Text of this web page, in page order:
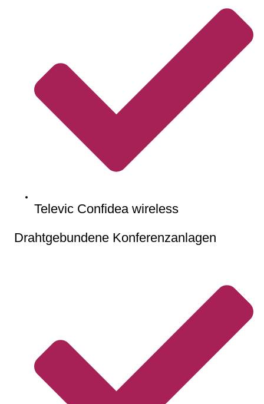
Televic Confidea wireless
Drahtgebundene Konferenzanlagen